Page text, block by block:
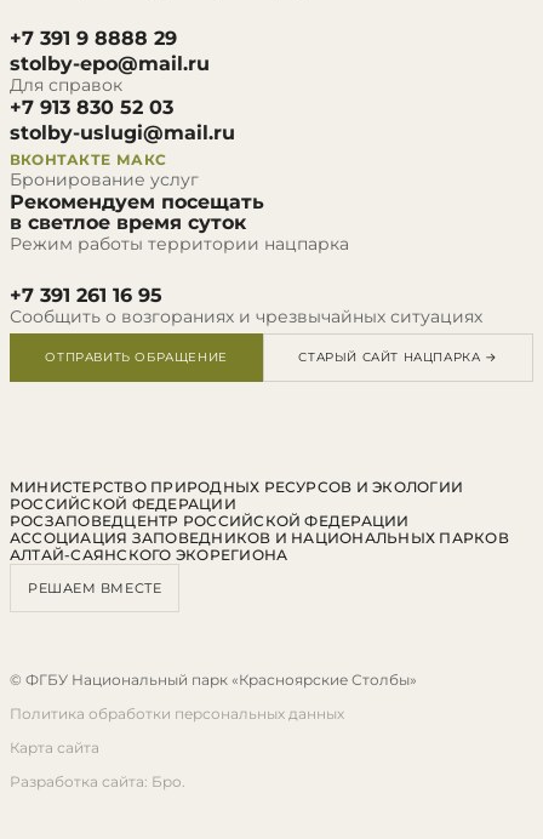
+7 391 9 8888 29
stolby-epo@mail.ru
Для справок
+7 913 830 52 03
stolby-uslugi@mail.ru
ВКОНТАКТЕ МАКС
Бронирование услуг
Рекомендуем посещать
в светлое время суток
Режим работы территории нацпарка
+7 391 261 16 95
Сообщить о возгораниях и чрезвычайных ситуациях
ОТПРАВИТЬ ОБРАЩЕНИЕ СТАРЫЙ САЙТ НАЦПАРКА →
МИНИСТЕРСТВО ПРИРОДНЫХ РЕСУРСОВ И ЭКОЛОГИИ
РОССИЙСКОЙ ФЕДЕРАЦИИ
РОСЗАПОВЕДЦЕНТР РОССИЙСКОЙ ФЕДЕРАЦИИ
АССОЦИАЦИЯ ЗАПОВЕДНИКОВ И НАЦИОНАЛЬНЫХ ПАРКОВ
АЛТАЙ-САЯНСКОГО ЭКОРЕГИОНА
РЕШАЕМ ВМЕСТЕ
© ФГБУ Национальный парк «Красноярские Столбы»
Политика обработки персональных данных
Карта сайта
Разработка сайта: Бро.